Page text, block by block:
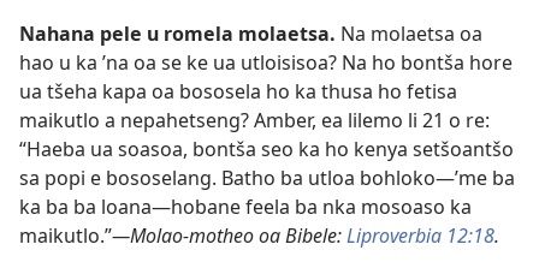
Nahana pele u romela molaetsa. Na molaetsa oa
hao u ka ’na oa se ke ua utloisisoa? Na ho bontša hore
ua tšeha kapa oa bososela ho ka thusa ho fetisa
maikutlo a nepahetseng? Amber, ea lilemo li 21 o re:
“Haeba ua soasoa, bontša seo ka ho kenya setšoantšo
sa popi e bososelang. Batho ba utloa bohloko—’me ba
ka ba ba loana—hobane feela ba nka mosoaso ka
maikutlo.”—Molao-motheo oa Bibele:Liproverbia 12:18.